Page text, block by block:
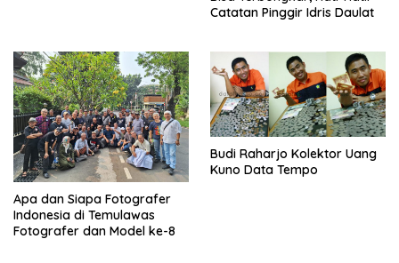
Catatan Pinggir Idris Daulat
Apa dan Siapa Fotografer
Indonesia di Temulawas
Fotografer dan Model ke-8
Budi Raharjo Kolektor Uang
Kuno Data Tempo